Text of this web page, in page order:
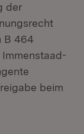
der
B 464
beim